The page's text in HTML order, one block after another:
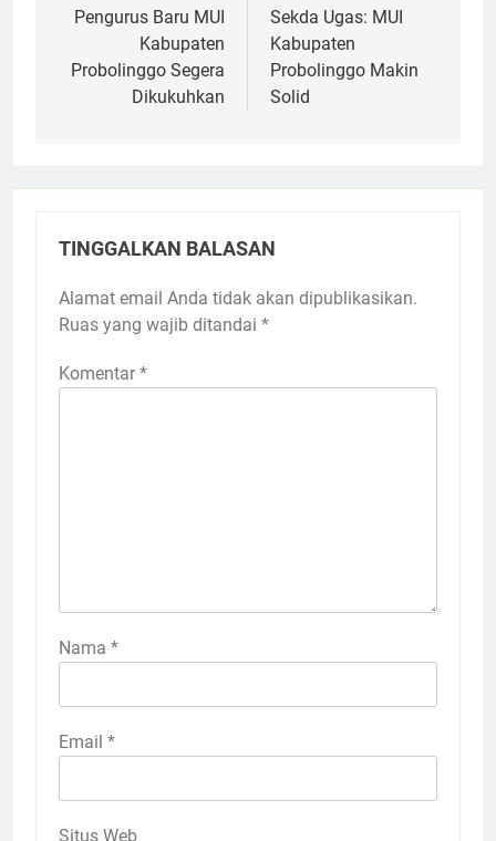
pos
Pengurus Baru MUI
Kabupaten
Probolinggo Segera
Dikukuhkan
Sekda Ugas: MUI
Kabupaten
Probolinggo Makin
Solid
TINGGALKAN BALASAN
Alamat email Anda tidak akan dipublikasikan.
Ruas yang wajib ditandai *
Komentar *
Nama *
Email *
Situs Web